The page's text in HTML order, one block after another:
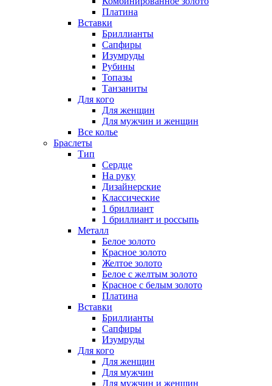
Платина
Вставки
Бриллианты
Сапфиры
Изумруды
Рубины
Топазы
Танзаниты
Для кого
Для женщин
Для мужчин и женщин
Все колье
Браслеты
Тип
Сердце
На руку
Дизайнерские
Классические
1 бриллиант
1 бриллиант и россыпь
Металл
Белое золото
Красное золото
Желтое золото
Белое с желтым золото
Красное с белым золото
Платина
Вставки
Бриллианты
Сапфиры
Изумруды
Для кого
Для женщин
Для мужчин
Для мужчин и женщин